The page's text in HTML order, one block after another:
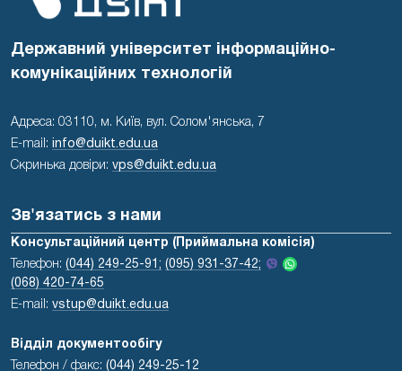
Державний університет інформаційно-
комунікаційних технологій
Адреса: 03110, м. Київ, вул. Солом'янська, 7
E-mail: info@duikt.edu.ua
Скринька довіри: vps@duikt.edu.ua
Зв'язатись з нами
Консультаційний центр (Приймальна комісія)
Телефон: (044) 249-25-91; (095) 931-37-42;
(068) 420-74-65
E-mail: vstup@duikt.edu.ua
Відділ документообігу
Телефон / факс: (044) 249-25-12